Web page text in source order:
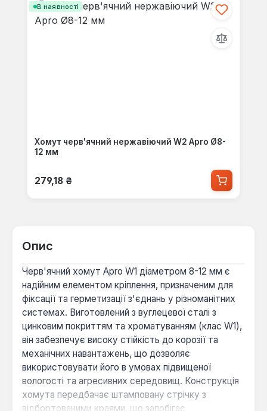
В наявності
Хомут черв'ячний нержавіючий W2 Apro Ø8-
12 мм
Звичайна ціна:
279,18 ₴
Опис
Черв'ячний хомут Apro W1 діаметром 8-12 мм є
надійним елементом кріплення, призначеним для
фіксації та герметизації з'єднань у різноманітних
системах. Виготовлений з вуглецевої сталі з
цинковим покриттям та хроматуванням (клас W1),
він забезпечує високу стійкість до корозії та
механічних навантажень, що дозволяє
використовувати його в умовах підвищеної
вологості та агресивних середовищ. Конструкція
хомута передбачає штамповану стрічку з
відбортованими краями, що запобігає